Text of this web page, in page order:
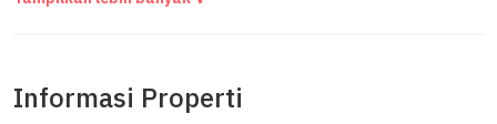
Category : Five Star
Land/Luas Tanah SHM Murni : 34,340
Land/Luas Tanah Sewa HGB Parkir : 8.144 m²
Informasi Properti